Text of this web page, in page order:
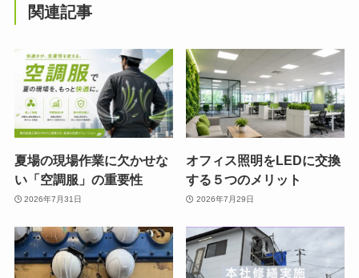
関連記事
夏場の現場作業に欠かせな
い「空調服」の重要性
2026年7月31日
オフィス照明をLEDに交換
する５つのメリット
2026年7月29日